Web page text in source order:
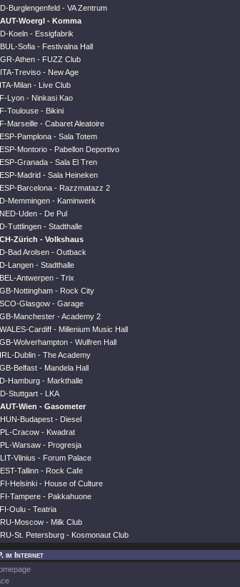
Burglengenfeld - VA Zentrum
Woergl - Komma
Koeln - Essigfabrik
Sofia - Festivalna Hall
Athen - FUZZ Club
Treviso - New Age
Milan - Live Club
Lyon - Ninkasi Kao
Toulouse - Bikini
Marseille - Cabaret Aleatoire
Pamplona - Sala Totem
Montorio - Pabellon Deportivo
Granada - Sala El Tren
Madrid - Sala Heineken
Barcelona - Razzmatazz 2
Memmingen - Kaminwerk
Uden - De Pul
Tuttlingen - Stadthalle
Zürich - Volkshaus
Bad Arolsen - Outback
Langen - Stadthalle
Antwerpen - Trix
Nottingham - Rock City
Glasgow - Garage
Manchester - Academy 2
Cardiff - Millenium Music Hall
Wolverhampton - Wulfren Hall
Dublin - The Academy
Belfast - Mandela Hall
Hamburg - Markthalle
Stuttgart - LKA
Wien - Gasometer
Budapest - Diesel
Cracow - Kwadrat
Warsaw - Progresja
Vilnius - Forum Palace
Tallinn - Rock Cafe
Helsinki - House of Culture
Tampere - Pakkahuone
Oulu - Teatria
Moscow - Milk Club
St. Petersburg - Kosmonaut Club
im Internet